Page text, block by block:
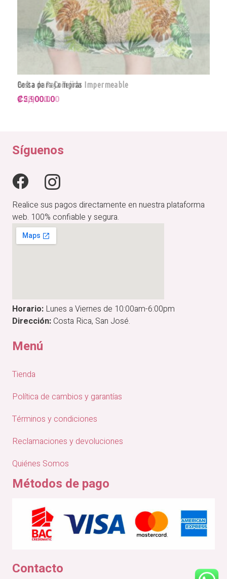
Bolsa para Compras Impermeable
₡5,900.00
Síguenos
Realice sus pagos directamente en nuestra plataforma
web. 100% confiable y segura.
Horario: Lunes a Viernes de 10:00am-6:00pm
Dirección:Costa Rica, San José.
Menú
Tienda
Política de cambios y garantías
Términos y condiciones
Reclamaciones y devoluciones
Quiénes Somos
Métodos de pago
Contacto